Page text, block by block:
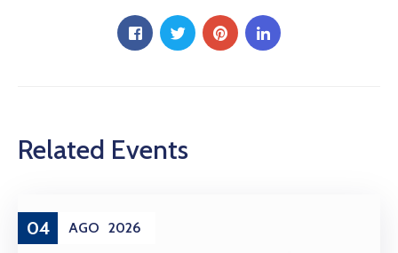
Related Events
04 AGO 2026